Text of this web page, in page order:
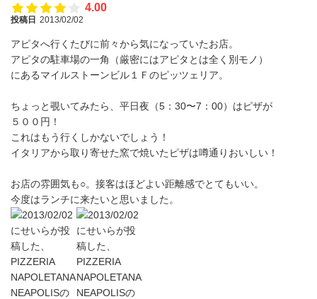
4.00
投稿日 2013/02/02
アピタへ行くたびに前々から気になっていたお店。
アピタの駐車場の一角（厳密にはアピタとは全く別モノ）
にあるマイルストーンビル１Ｆのピッツェリア。
ちょっと覗いてみたら、平日夜（5：30〜7：00）はピザが
５００円！
これはもう行くしかないでしょう！
イタリアから取り寄せた窯で焼いたピザは噂通りおいしい！
お店の雰囲気も○。接客はほどよい距離感でとてもいい。
今度はランチに来たいと思いました。